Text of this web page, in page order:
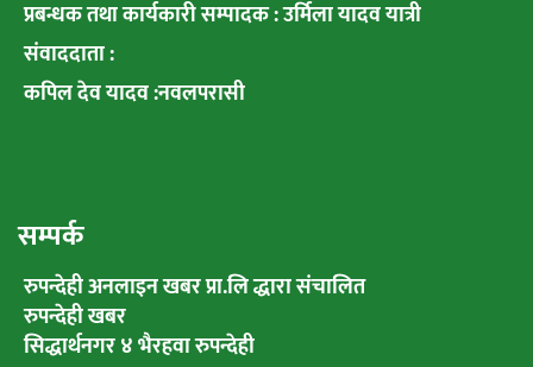
प्रबन्धक तथा कार्यकारी सम्पादक : उर्मिला यादव यात्री
संवाददाता :
कपिल देव यादव :नवलपरासी
सम्पर्क
रुपन्देही अनलाइन खबर प्रा.लि द्धारा संचालित
रुपन्देही खबर
सिद्धार्थनगर ४ भैरहवा रुपन्देही